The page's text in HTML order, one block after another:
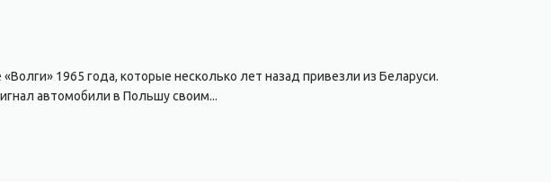
1965 года, которые несколько лет назад привезли из Беларуси.
автомобили в Польшу своим...